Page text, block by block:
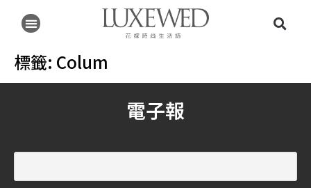
標籤: Colum
電子報